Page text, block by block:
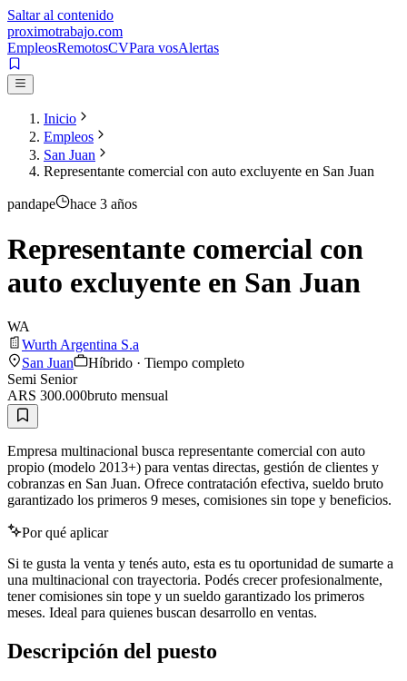
Saltar al contenido
proximotrabajo.com
EmpleosRemotosCVPara vosAlertas
Inicio
Empleos
San Juan
Representante comercial con auto excluyente en San Juan
pandape hace 3 años
Representante comercial con
auto excluyente en San Juan
WA
Wurth Argentina S.a
San Juan
Híbrido · Tiempo completo
Semi Senior
ARS 300.000bruto mensual
Empresa multinacional busca representante comercial con auto
propio (modelo 2013+) para ventas directas, gestión de clientes y
cobranzas en San Juan. Ofrece contratación efectiva, sueldo bruto
garantizado los primeros 9 meses, comisiones sin tope y beneficios.
Por qué aplicar
Si te gusta la venta y tenés auto, esta es tu oportunidad de sumarte a
una multinacional con trayectoria. Podés crecer profesionalmente,
tener comisiones sin tope y un sueldo garantizado los primeros
meses. Ideal para quienes buscan desarrollo en ventas.
Descripción del puesto